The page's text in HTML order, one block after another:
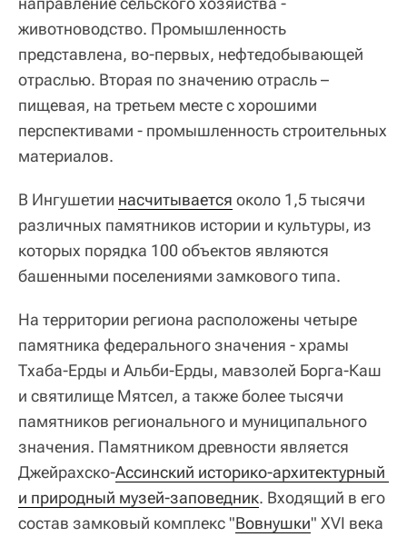
животноводство. Промышленность
представлена, во-первых, нефтедобывающей
отраслью. Вторая по значению отрасль –
пищевая, на третьем месте с хорошими
перспективами - промышленность строительных
материалов.
В Ингушетии насчитывается около 1,5 тысячи
различных памятников истории и культуры, из
которых порядка 100 объектов являются
башенными поселениями замкового типа.
На территории региона расположены четыре
памятника федерального значения - храмы
Тхаба-Ерды и Альби-Ерды, мавзолей Борга-Каш
и святилище Мятсел, а также более тысячи
памятников регионального и муниципального
значения. Памятником древности является
Джейрахско-Ассинский историко-архитектурный
и природный музей-заповедник. Входящий в его
состав замковый комплекс "Вовнушки" XVI века